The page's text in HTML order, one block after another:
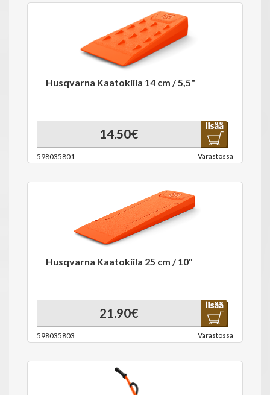
Husqvarna Kaatokiila 14 cm / 5,5"
14.50€
598035801 Varastossa
Husqvarna Kaatokiila 25 cm / 10"
21.90€
598035803 Varastossa